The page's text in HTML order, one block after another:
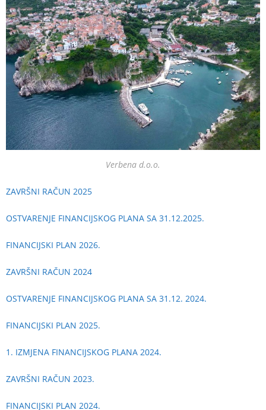
Verbena d.o.o.
ZAVRŠNI RAČUN 2025
OSTVARENJE FINANCIJSKOG PLANA SA 31.12.2025.
FINANCIJSKI PLAN 2026.
ZAVRŠNI RAČUN 2024
OSTVARENJE FINANCIJSKOG PLANA SA 31.12. 2024.
FINANCIJSKI PLAN 2025.
1. IZMJENA FINANCIJSKOG PLANA 2024.
ZAVRŠNI RAČUN 2023.
FINANCIJSKI PLAN 2024.